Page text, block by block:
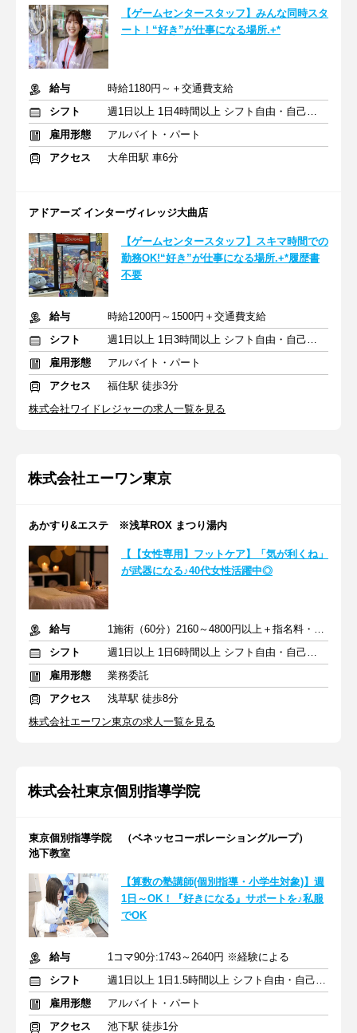
【ゲームセンタースタッフ】みんな同時スタ
ート！“好き”が仕事になる場所.+*
給与
時給1180円～＋交通費支給
シフト
週1日以上 1日4時間以上 シフト自由・自己申告
雇用形態
アルバイト・パート
アクセス
大牟田駅 車6分
アドアーズ インターヴィレッジ大曲店
【ゲームセンタースタッフ】スキマ時間での
勤務OK!“好き”が仕事になる場所.+*履歴書
不要
給与
時給1200円～1500円＋交通費支給
シフト
週1日以上 1日3時間以上 シフト自由・自己申告
雇用形態
アルバイト・パート
アクセス
福住駅 徒歩3分
株式会社ワイドレジャーの求人一覧を見る
株式会社エーワン東京
あかすり&エステ ※浅草ROX まつり湯内
【【女性専用】フットケア】「気が利くね」
が武器になる♪40代女性活躍中◎
給与
1施術（60分）2160～4800円以上＋指名料・インセン
シフト
週1日以上 1日6時間以上 シフト自由・自己申告
雇用形態
業務委託
アクセス
浅草駅 徒歩8分
株式会社エーワン東京の求人一覧を見る
株式会社東京個別指導学院
東京個別指導学院 （ベネッセコーポレーショングループ）
池下教室
【算数の塾講師(個別指導・小学生対象)】週
1日～OK！『好きになる』サポートを♪私服
でOK
給与
1コマ90分:1743～2640円 ※経験による
シフト
週1日以上 1日1.5時間以上 シフト自由・自己申告
雇用形態
アルバイト・パート
アクセス
池下駅 徒歩1分